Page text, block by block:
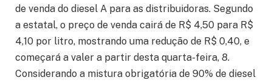
de venda do diesel A para as distribuidoras. Segundo
a estatal, o preço de venda cairá de R$ 4,50 para R$
4,10 por litro, mostrando uma redução de R$ 0,40, e
começará a valer a partir desta quarta-feira, 8.
Considerando a mistura obrigatória de 90% de diesel